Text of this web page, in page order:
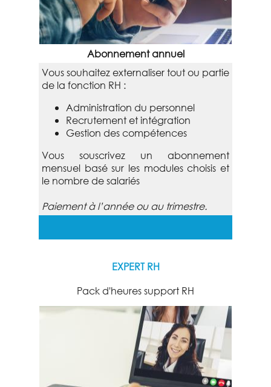
Abonnement annuel
Vous souhaitez externaliser tout ou partie
de la fonction RH :
Administration du personnel
Recrutement et intégration
Gestion des compétences
Vous souscrivez un abonnement
mensuel basé sur les modules choisis et
le nombre de salariés
Paiement à l’année ou au trimestre.
EXPERT RH
Pack d'heures support RH